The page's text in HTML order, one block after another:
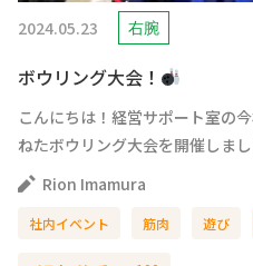
2024.05.23 右腕
ボウリング大会！
こんにちは！経営サポート室の
ねたボウリング大会を開催しま
Rion Imamura
社内イベント 筋肉 遊び